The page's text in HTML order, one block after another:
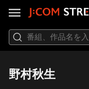
野村秋生